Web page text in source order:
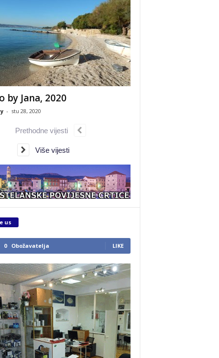
by Jana, 2020
- stu 28, 2020
Prethodne vijesti
Više vijesti
us
0 Obožavatelja LIKE